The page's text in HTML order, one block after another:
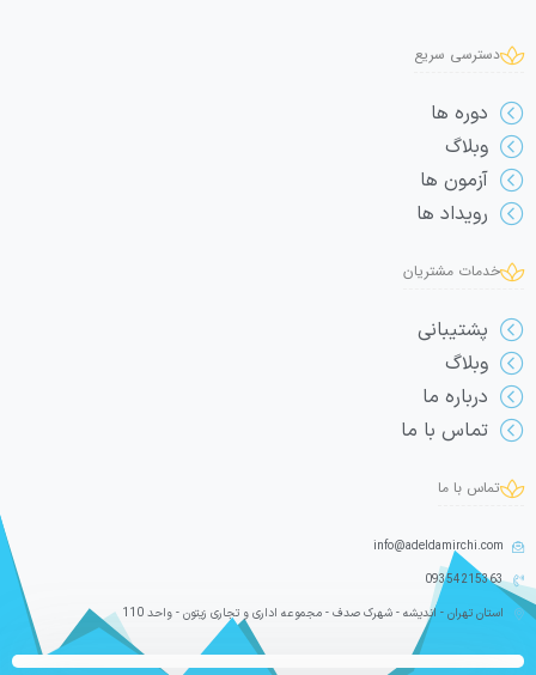
دسترسی سریع
دوره ها
وبلاگ
آزمون ها
رویداد ها
خدمات مشتریان
پشتیبانی
وبلاگ
درباره ما
تماس با ما
تماس با ما
info@adeldamirchi.com
09354215363
استان تهران - اندیشه - شهرک صدف - مجموعه اداری و تجاری زیتون - واحد 110